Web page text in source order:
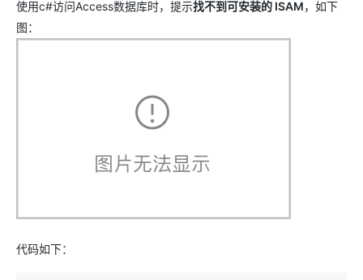
使用c#访问Access数据库时，提示找不到可安装的 ISAM，如下
图：
代码如下：